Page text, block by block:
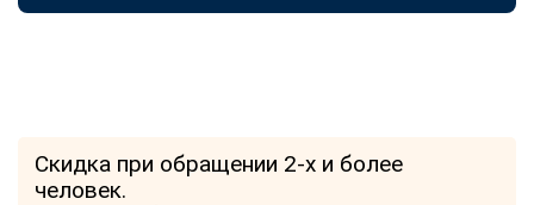
Скидка при обращении 2-х и более
человек.